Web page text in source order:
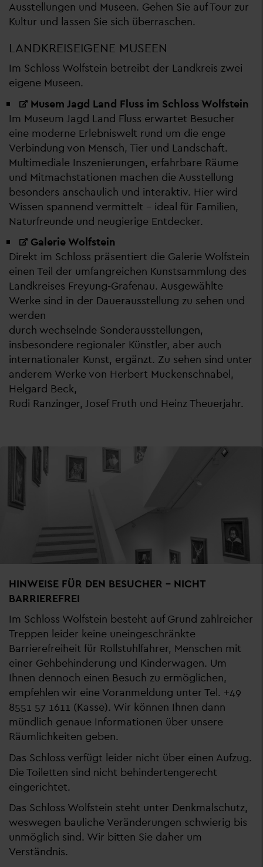
Ausstellungen und Museen. Gehen Sie auf Tour zur
Kultur und lassen Sie sich überraschen.
LANDKREISEIGENE MUSEEN
Im Schloss Wolfstein betreibt der Landkreis zwei
eigene Museen.
Musem Jagd Land Fluss im Schloss Wolfstein
Im Museum Jagd Land Fluss erwartet Besucher
eine moderne Erlebniswelt rund um die enge
Verbindung von Mensch, Tier und Landschaft.
Multimediale Inszenierungen, erfahrbare Räume
und Mitmachstationen machen die Ausstellung
besonders anschaulich und interaktiv. Hier wird
Wissen spannend vermittelt – ideal für Familien,
Naturfreunde und neugierige Entdecker.
Galerie Wolfstein
Direkt im Schloss präsentiert die Galerie Wolfstein
einen Teil der umfangreichen Kunstsammlung des
Landkreises Freyung-Grafenau. Ausgewählte
Werke sind in der Dauerausstellung zu sehen und
werden
durch wechselnde Sonderausstellungen,
insbesondere regionaler Künstler, aber auch
internationaler Kunst, ergänzt. Zu sehen sind unter
anderem Werke von Herbert Muckenschnabel,
Helgard Beck,
Rudi Ranzinger, Josef Fruth und Heinz Theuerjahr.
HINWEISE FÜR DEN BESUCHER - NICHT
BARRIEREFREI
Im Schloss Wolfstein besteht auf Grund zahlreicher
Treppen leider keine uneingeschränkte
Barrierefreiheit für Rollstuhlfahrer, Menschen mit
einer Gehbehinderung und Kinderwagen. Um
Ihnen dennoch einen Besuch zu ermöglichen,
empfehlen wir eine Voranmeldung unter Tel. +49
8551 57 1611 (Kasse). Wir können Ihnen dann
mündlich genaue Informationen über unsere
Räumlichkeiten geben.
Das Schloss verfügt leider nicht über einen Aufzug.
Die Toiletten sind nicht behindertengerecht
eingerichtet.
Das Schloss Wolfstein steht unter Denkmalschutz,
weswegen bauliche Veränderungen schwierig bis
unmöglich sind. Wir bitten Sie daher um
Verständnis.